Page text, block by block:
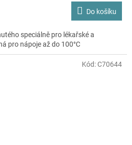
Do košíku
speciálně pro lékařské a
pro nápoje až do 100°C
Kód:C70644